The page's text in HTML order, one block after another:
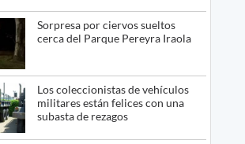
Sorpresa por ciervos sueltos
cerca del Parque Pereyra Iraola
Los coleccionistas de vehículos
militares están felices con una
subasta de rezagos